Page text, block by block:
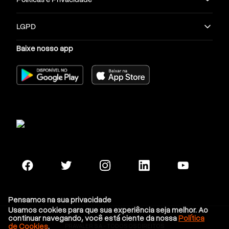
LGPD
Baixe nosso app
Pensamos na sua privacidade
Usamos cookies para que sua experiência seja melhor. Ao
continuar navegando, você está ciente da nossa Política
de Cookies.